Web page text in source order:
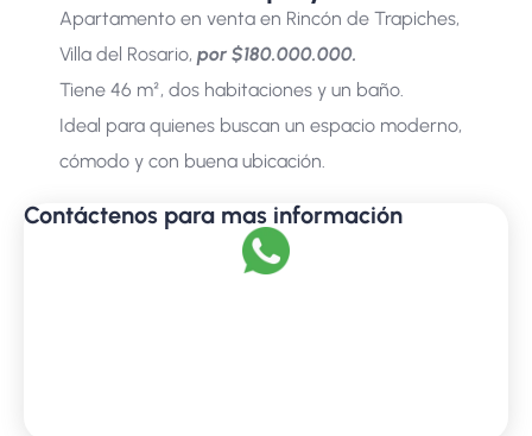
Apartamento en venta en Rincón de Trapiches,
Villa del Rosario, por $180.000.000.
Tiene 46 m², dos habitaciones y un baño.
Ideal para quienes buscan un espacio moderno,
cómodo y con buena ubicación.
Contáctenos para mas información